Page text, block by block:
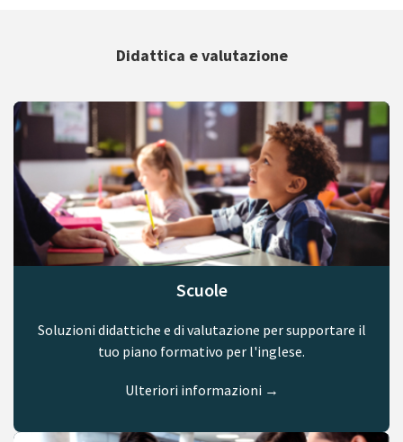
Didattica e valutazione
Scuole
Soluzioni didattiche e di valutazione per supportare il
tuo piano formativo per l'inglese.
Ulteriori informazioni →